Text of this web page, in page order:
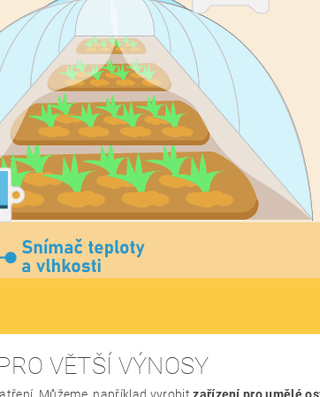
VĚTŠÍ VÝNOSY
Můžeme, například vyrobitzařízení pro umělé